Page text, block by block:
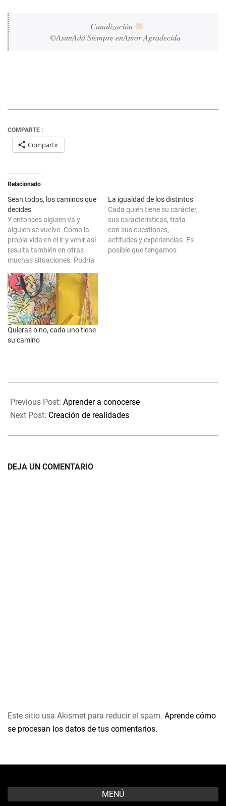
Canalización
©AsunAdá Siempre enAmor Agradecida
COMPARTE :
Compartir
Relacionado
Sean todos, los caminos que
decides
Y entonces alguien va y
alguien se vuelve. Como la
propia vida en el ir y venir así
resulta también en otras
muchas situaciones. Podría
las leyes se repiten en cada
hecho. Puedes alcanzar
momentos tales como la
propia capacidad para
discernir pero, cierto que…
La igualdad de los distintos
Cada quién tiene su carácter,
sus características, trata
con sus cuestiones,
actitudes y experiencias. Es
posible que tengamos
Quieras o no, cada uno tiene
su camino
01-
13
Previous Post: Aprender a conocerse
Next Post: Creación de realidades
DEJA UN COMENTARIO
Este sitio usa Akismet para reducir el spam. Aprende cómo
se procesan los datos de tus comentarios.
MENÚ